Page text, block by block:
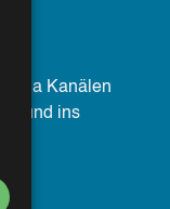
Kanälen
und ins